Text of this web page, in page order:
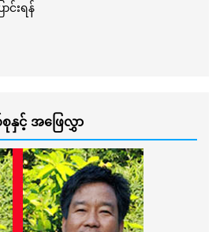
ာင်းရန်
နှင့် အဖြေလွှာ